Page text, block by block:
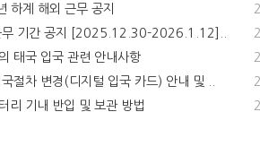
하계 해외 근무 공지
무 기간 공지 [2025.12.30-2026.1.12]..
태국 입국 관련 안내사항
절차 변경(디지털 입국 카드) 안내 및 ..
리 기내 반입 및 보관 방법